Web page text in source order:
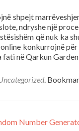
shpejt
ndryshe një
që nuk ka
konkurrojnë
fati në Qarkun
.
Number